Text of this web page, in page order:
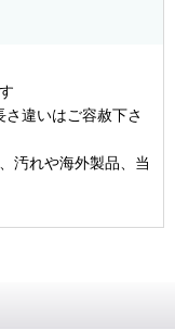
違いはご容赦下さ
汚れや海外製品、当